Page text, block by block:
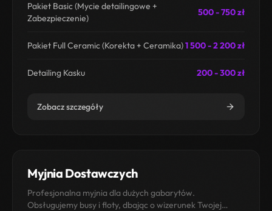
Pakiet Basic (Mycie detailingowe +
Zabezpieczenie)
500 - 750 zł
Pakiet Full Ceramic (Korekta + Ceramika)1 500 - 2 200 zł
Detailing Kasku 200 - 300 zł
Zobacz szczegóły
Myjnia Dostawczych
Profesjonalna myjnia dla dużych gabarytów.
Obsługujemy busy i floty, dbając o wizerunek Twojej